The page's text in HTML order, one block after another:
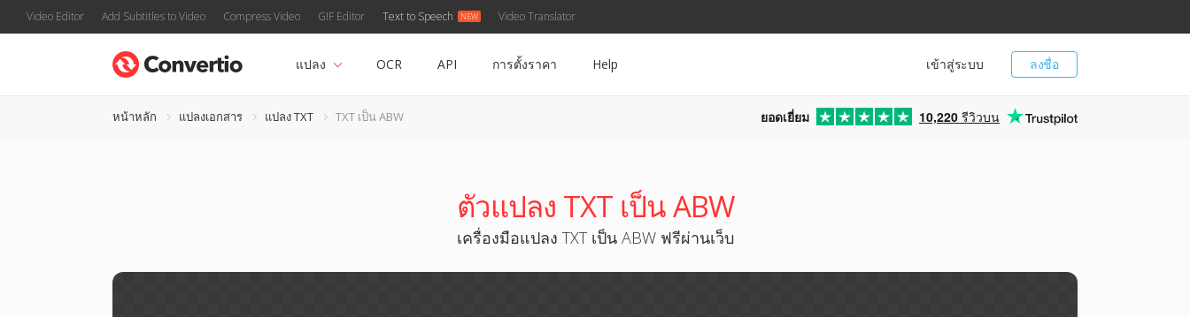
Video Editor Add Subtitles to Video Compress Video GIF Editor Text to Speech Video Translator
ลงชื่อ
เข้าสู่ระบบ
แปลง OCR API การตั้งราคา Help
หน้าหลัก แปลงเอกสาร แปลง TXT TXT เป็น ABW ยอดเยี่ยม 10,220 รีวิวบน
ตัวแปลง TXT เป็น ABW
เครื่องมือแปลง TXT เป็น ABW ฟรีผ่านเว็บ